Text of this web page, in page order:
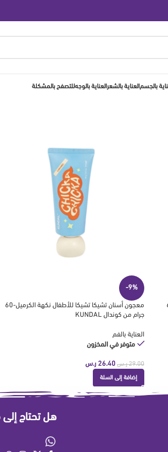
بالجسم العناية بالشعر العناية بالوجهللتصفح بالمشكلة
60
-9%
معجون أسنان تشيكا تشيكا للأطفال نكهة الكرميل-60
جرام من كوندال KUNDAL
العناية بالفم
متوفر في المخزون
29.00 ر.س 26.40 ر.س
إضافة إلى السلة
هل تحتاج